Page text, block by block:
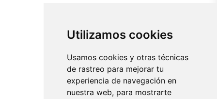
Utilizamos cookies
Usamos cookies y otras técnicas
de rastreo para mejorar tu
experiencia de navegación en
nuestra web, para mostrarte